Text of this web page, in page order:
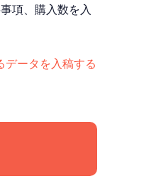
項、購入数を入
ータを入稿する